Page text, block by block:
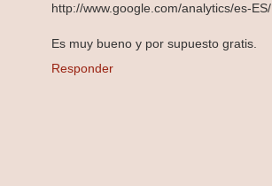
http://www.google.com/analytics/es-ES/
Es muy bueno y por supuesto gratis.
Responder